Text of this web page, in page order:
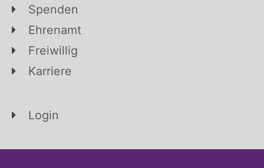
Spenden
Ehrenamt
Freiwillig
Karriere
Login